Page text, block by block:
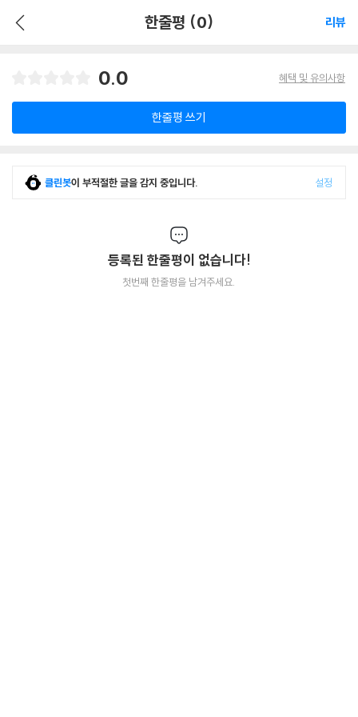
한줄평 (0) 리뷰
0.0 혜택 및 유의사항
한줄평 쓰기
클린봇이 부적절한 글을 감지 중입니다. 설정
등록된 한줄평이 없습니다!
첫번째 한줄평을 남겨주세요.